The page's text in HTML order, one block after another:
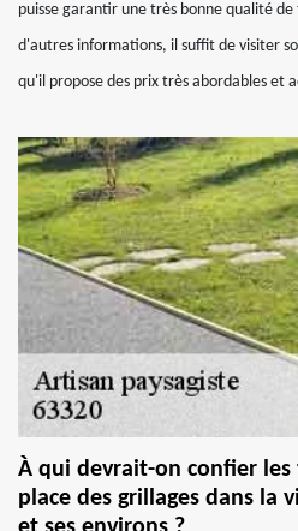
puisse garantir une très bonne qualité de
d'autres informations, il suffit de visiter
qu'il propose des prix très abordables et
À qui devrait-on confier les
place des grillages dans la